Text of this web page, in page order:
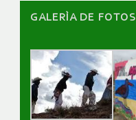
GALERÌA DE FOTOS